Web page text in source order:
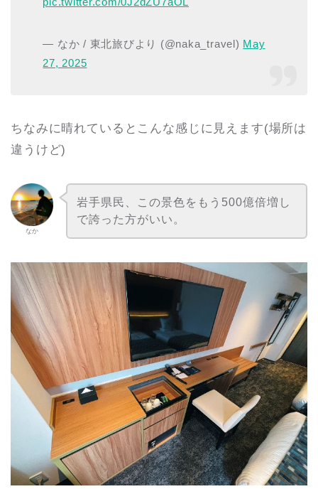
— なか / 東北旅びより (@naka_travel) May
27, 2025
ちなみに晴れているとこんな感じに見えます(場所は
違うけど)
なか
岩手県民、この景色をもう500億倍増し
で誇った方がいい。